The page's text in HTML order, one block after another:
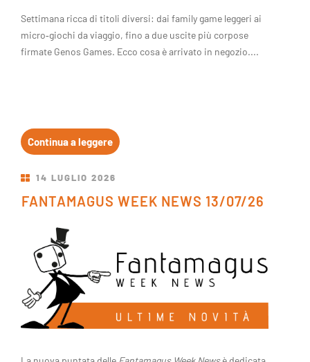
Settimana ricca di titoli diversi: dai family game leggeri ai
micro‑giochi da viaggio, fino a due uscite più corpose
firmate Genos Games. Ecco cosa è arrivato in negozio....
Continua a leggere
14 LUGLIO 2026
FANTAMAGUS WEEK NEWS 13/07/26